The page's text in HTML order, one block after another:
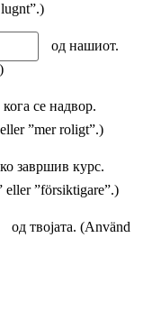
од нашиот.
кога се надвор.
”mer roligt”.)
завршив курс.
eller ”försiktigare”.)
од твојата. (Använd